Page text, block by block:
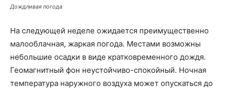
Дождливая погода
На следующей неделе ожидается преимущественно
малооблачная, жаркая погода. Местами возможны
небольшие осадки в виде кратковременного дождя.
Геомагнитный фон неустойчиво-спокойный. Ночная
температура наружного воздуха может опускаться до